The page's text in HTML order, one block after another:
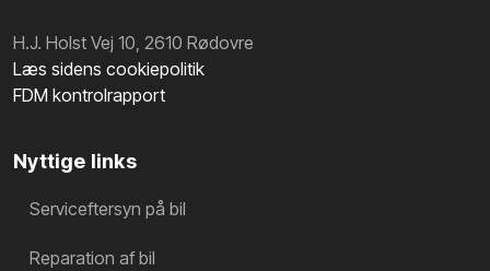
H.J. Holst Vej 10, 2610 Rødovre
Læs sidens cookiepolitik
FDM kontrolrapport
Nyttige links
Serviceftersyn på bil
Reparation af bil